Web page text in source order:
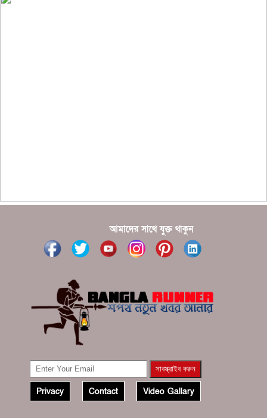
?????? ????? ?????? ???? ???? ?????
আমাদের সাথে যুক্ত থাকুন
Privacy Contact Video Gallary